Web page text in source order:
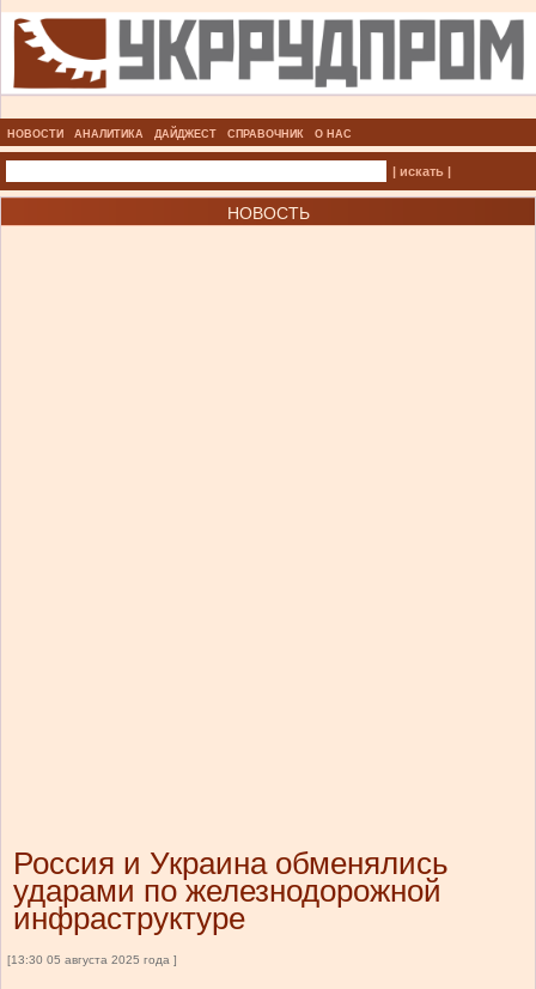
НОВОСТИ АНАЛИТИКА ДАЙДЖЕСТ СПРАВОЧНИК О НАС
| искать |
НОВОСТЬ
Россия и Украина обменялись
ударами по железнодорожной
инфраструктуре
[13:30 05 августа 2025 года ]